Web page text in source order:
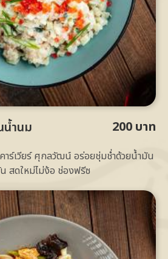
น้ำนม 200 บาท
าร์เวียร์ ศุกลวัฒน์ อร่อยชุ่มช่ำด้วยน้ำมัน
สดใหม่ไม่ง้อ ช่องฟรีซ